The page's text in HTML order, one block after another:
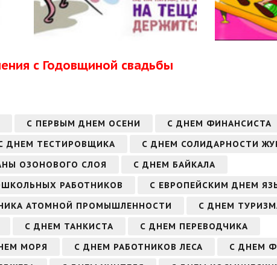
с Годовщиной свадьбы
С ПЕРВЫМ ДНЕМ ОСЕНИ
С ДНЕМ ФИНАНСИСТА
ДНЕМ ТЕСТИРОВЩИКА
С ДНЕМ СОЛИДАРНОСТИ
ОЗОНОВОГО СЛОЯ
С ДНЕМ БАЙКАЛА
РАБОТНИКОВ
С ЕВРОПЕЙСКИМ ДНЕМ
АТОМНОЙ ПРОМЫШЛЕННОСТИ
С ДНЕМ
С ДНЕМ ТАНКИСТА
С ДНЕМ ПЕРЕВОДЧИКА
МОРЯ С ДНЕМ РАБОТНИКОВ ЛЕСА
С ДНЕМ